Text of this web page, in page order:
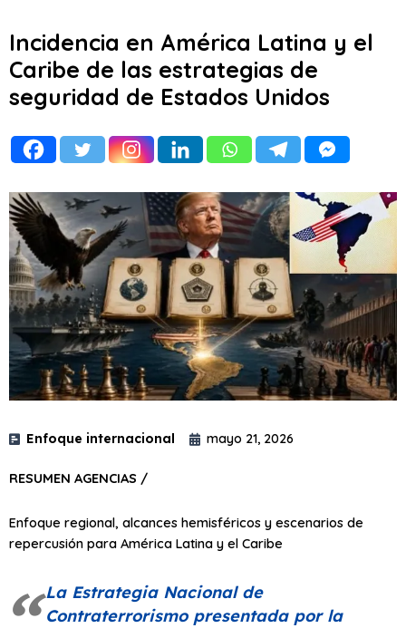
Incidencia en América Latina y el
Caribe de las estrategias de
seguridad de Estados Unidos
Enfoque internacional mayo 21, 2026
RESUMEN AGENCIAS /
Enfoque regional, alcances hemisféricos y escenarios de
repercusión para América Latina y el Caribe
La Estrategia Nacional de
Contraterrorismo presentada por la